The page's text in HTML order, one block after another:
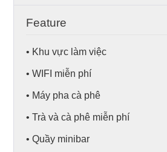
Feature
• Khu vực làm việc
• WIFI miễn phí
• Máy pha cà phê
• Trà và cà phê miễn phí
• Quầy minibar